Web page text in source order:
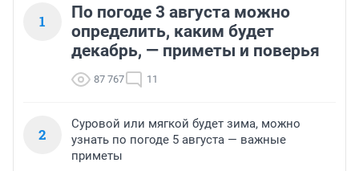
1
По погоде 3 августа можно
определить, каким будет
декабрь, — приметы и поверья
87 767 11
2
Суровой или мягкой будет зима, можно
узнать по погоде 5 августа — важные
приметы